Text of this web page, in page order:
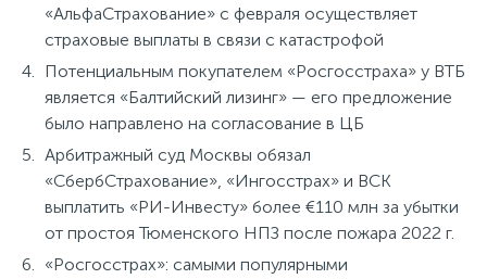
«АльфаСтрахование» с февраля осуществляет
страховые выплаты в связи с катастрофой
Потенциальным покупателем «Росгосстраха» у ВТБ
является «Балтийский лизинг» — его предложение
было направлено на согласование в ЦБ
Арбитражный суд Москвы обязал
«СбербСтрахование», «Ингосстрах» и ВСК
выплатить «РИ-Инвесту» более €110 млн за убытки
от простоя Тюменского НПЗ после пожара 2022 г.
«Росгосстрах»: самыми популярными